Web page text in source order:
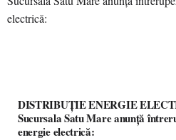
DISTRIBUȚIE ENERGIE
Sucursala Satu Mare anunţă
energie electrică: